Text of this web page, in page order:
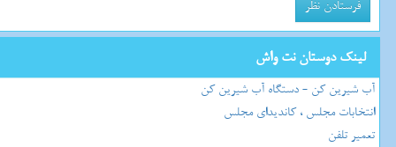
لینک دوستان نت واش
آب شیرین کن - دستگاه آب شیرین کن
انتخابات مجلس ، کاندیدای مجلس
تعمیر تلفن